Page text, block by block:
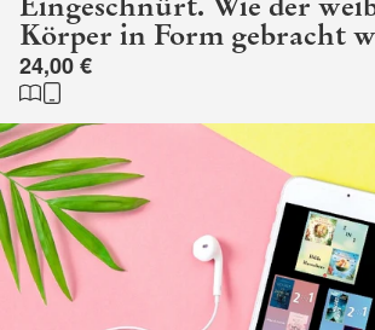
Körper in Form gebracht
24,00 €